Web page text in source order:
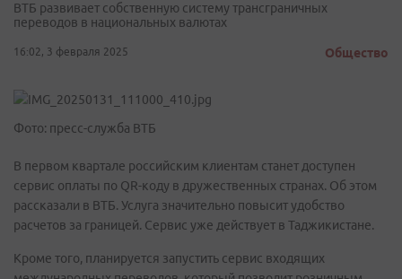
ВТБ развивает собственную систему трансграничных
переводов в национальных валютах
16:02, 3 февраля 2025 Общество
Фото: пресс-служба ВТБ
В первом квартале российским клиентам станет доступен
сервис оплаты по QR-коду в дружественных странах. Об этом
рассказали в ВТБ. Услуга значительно повысит удобство
расчетов за границей. Сервис уже действует в Таджикистане.
Кроме того, планируется запустить сервис входящих